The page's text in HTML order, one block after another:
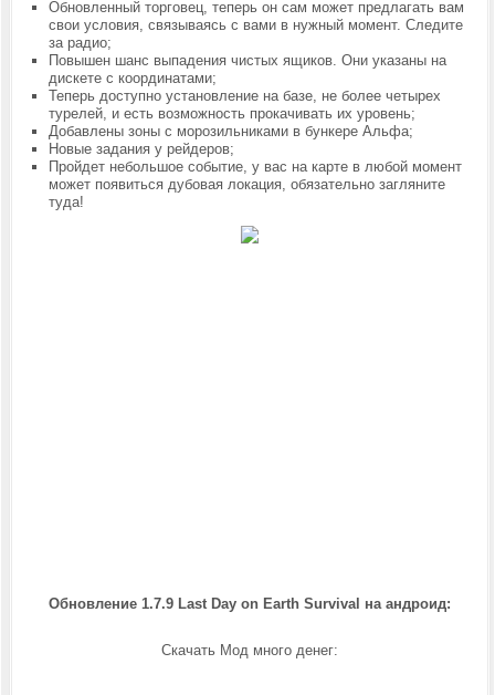
Обновленный торговец, теперь он сам может предлагать вам
свои условия, связываясь с вами в нужный момент. Следите
за радио;
Повышен шанс выпадения чистых ящиков. Они указаны на
дискете с координатами;
Теперь доступно установление на базе, не более четырех
турелей, и есть возможность прокачивать их уровень;
Добавлены зоны с морозильниками в бункере Альфа;
Новые задания у рейдеров;
Пройдет небольшое событие, у вас на карте в любой момент
может появиться дубовая локация, обязательно загляните
туда!
Обновление 1.7.9 Last Day on Earth Survival на андроид:
Скачать Мод много денег: